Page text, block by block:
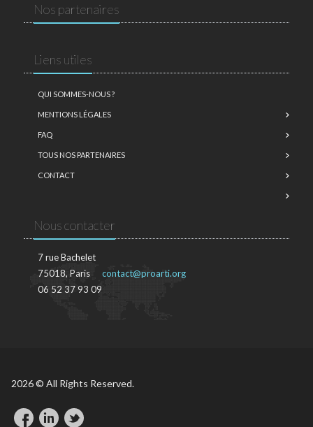
Nos partenaires
Liens utiles
QUI SOMMES-NOUS ?
MENTIONS LÉGALES
FAQ
TOUS NOS PARTENAIRES
CONTACT
Nous contacter
7 rue Bachelet
75018, Paris
06 52 37 93 09
contact@proarti.org
2026 © All Rights Reserved.